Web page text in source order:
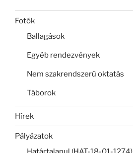
Fotók
Ballagások
Egyéb rendezvények
Nem szakrendszerű oktatás
Táborok
Hírek
Pályázatok